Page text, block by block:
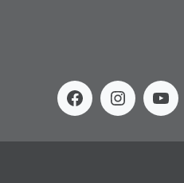
Facebook